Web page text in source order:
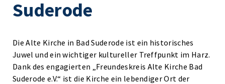
Suderode
Die Alte Kirche in Bad Suderode ist ein historisches
Juwel und ein wichtiger kultureller Treffpunkt im Harz.
Dank des engagierten „Freundeskreis Alte Kirche Bad
Suderode e.V.“ ist die Kirche ein lebendiger Ort der